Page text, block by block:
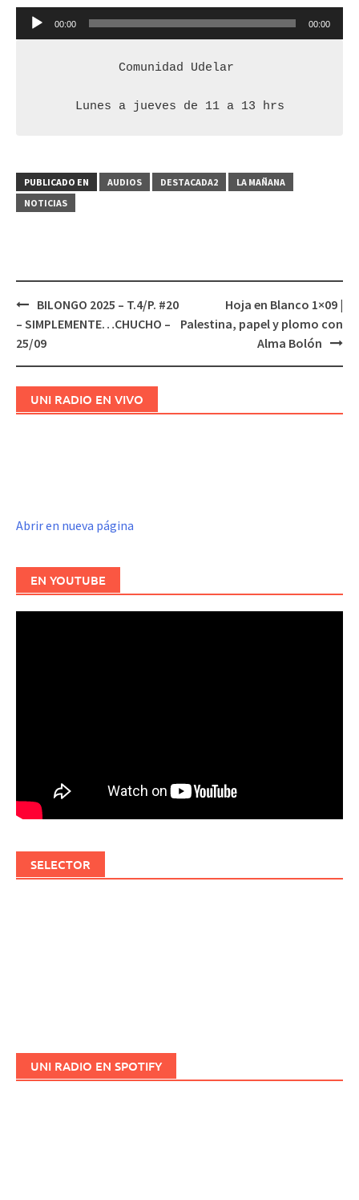
Reproductor
00:00 00:00
Comunidad Udelar
Lunes a jueves de 11 a 13 hrs
PUBLICADO EN AUDIOS DESTACADA2
LA MAÑANA
NOTICIAS
Navegación
de
entradas
BILONGO 2025 – T.4/P. #20
– SIMPLEMENTE…CHUCHO –
25/09
Hoja en Blanco 1×09 |
Palestina, papel y plomo con
Alma Bolón
UNI RADIO EN VIVO
Abrir en nueva página
EN YOUTUBE
SELECTOR
UNI RADIO EN SPOTIFY